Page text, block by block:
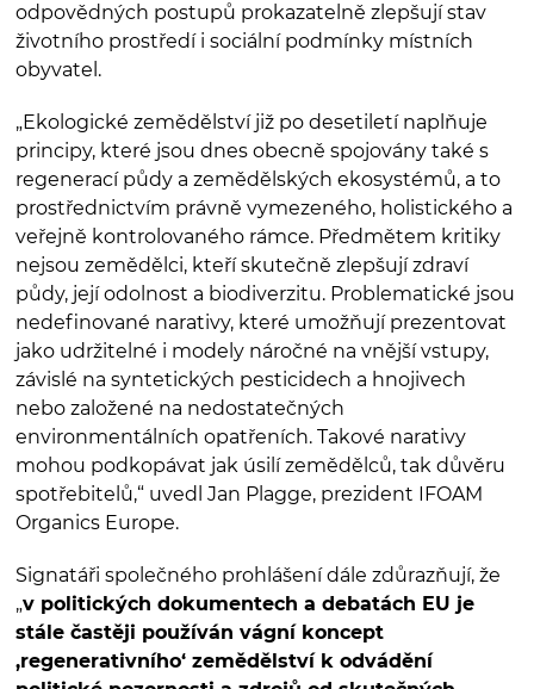
odpovědných postupů prokazatelně zlepšují stav
životního prostředí i sociální podmínky místních
obyvatel.
„Ekologické zemědělství již po desetiletí naplňuje
principy, které jsou dnes obecně spojovány také s
regenerací půdy a zemědělských ekosystémů, a to
prostřednictvím právně vymezeného, holistického a
veřejně kontrolovaného rámce. Předmětem kritiky
nejsou zemědělci, kteří skutečně zlepšují zdraví
půdy, její odolnost a biodiverzitu. Problematické jsou
nedefinované narativy, které umožňují prezentovat
jako udržitelné i modely náročné na vnější vstupy,
závislé na syntetických pesticidech a hnojivech
nebo založené na nedostatečných
environmentálních opatřeních. Takové narativy
mohou podkopávat jak úsilí zemědělců, tak důvěru
spotřebitelů,“ uvedl Jan Plagge, prezident IFOAM
Organics Europe.
Signatáři společného prohlášení dále zdůrazňují, že
„v politických dokumentech a debatách EU je
stále častěji používán vágní koncept
‚regenerativního‘ zemědělství k odvádění